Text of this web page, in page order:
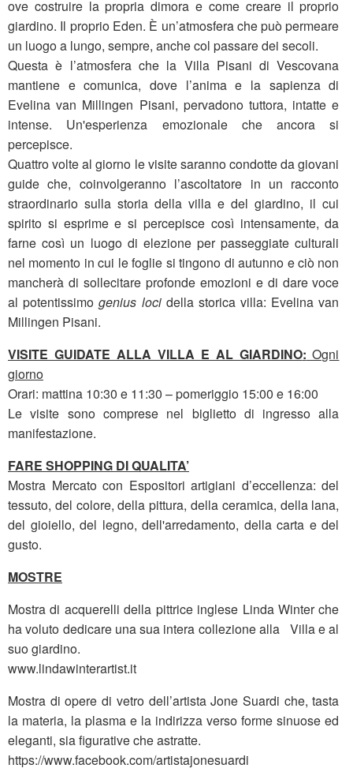
ove costruire la propria dimora e come creare il proprio
giardino. Il proprio Eden. È un’atmosfera che può permeare
un luogo a lungo, sempre, anche col passare dei secoli.
Questa è l’atmosfera che la Villa Pisani di Vescovana
mantiene e comunica, dove l’anima e la sapienza di
Evelina van Millingen Pisani, pervadono tuttora, intatte e
intense. Un'esperienza emozionale che ancora si
percepisce.
Quattro volte al giorno le visite saranno condotte da giovani
guide che, coinvolgeranno l’ascoltatore in un racconto
straordinario sulla storia della villa e del giardino, il cui
spirito si esprime e si percepisce così intensamente, da
farne così un luogo di elezione per passeggiate culturali
nel momento in cui le foglie si tingono di autunno e ciò non
mancherà di sollecitare profonde emozioni e di dare voce
al potentissimogenius locidella storica villa: Evelina van
Millingen Pisani.
VISITE GUIDATE ALLA VILLA E AL GIARDINO: Ogni
giorno
Orari: mattina 10:30 e 11:30 – pomeriggio 15:00 e 16:00
Le visite sono comprese nel biglietto di ingresso alla
manifestazione.
FARE SHOPPING DI QUALITA’
Mostra Mercato con Espositori artigiani d’eccellenza: del
tessuto, del colore, della pittura, della ceramica, della lana,
del gioiello, del legno, dell'arredamento, della carta e del
gusto.
MOSTRE
Mostra di acquerelli della pittrice inglese Linda Winter che
ha voluto dedicare una sua intera collezione alla Villa e al
suo giardino.
www.lindawinterartist.it
Mostra di opere di vetro dell’artista Jone Suardi che, tasta
la materia, la plasma e la indirizza verso forme sinuose ed
eleganti, sia figurative che astratte.
https://www.facebook.com/artistajonesuardi